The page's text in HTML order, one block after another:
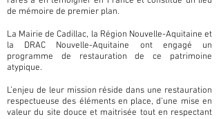
de mémoire de premier plan.
La Mairie de Cadillac, la Région Nouvelle-Aquitaine et
la DRAC Nouvelle-Aquitaine ont engagé un
programme de restauration de ce patrimoine
atypique.
L’enjeu de leur mission réside dans une restauration
respectueuse des éléments en place, d’une mise en
valeur du site douce et maitrisée tout en respectant